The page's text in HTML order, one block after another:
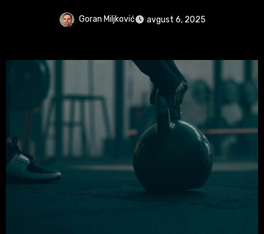
Goran Miljković avgust 6, 2025